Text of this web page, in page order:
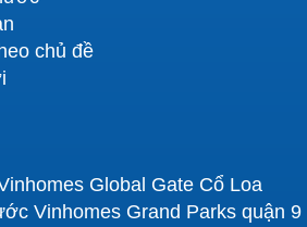
chủ đề
Global Gate Cổ Loa
Vinhomes Grand Parks quận 9